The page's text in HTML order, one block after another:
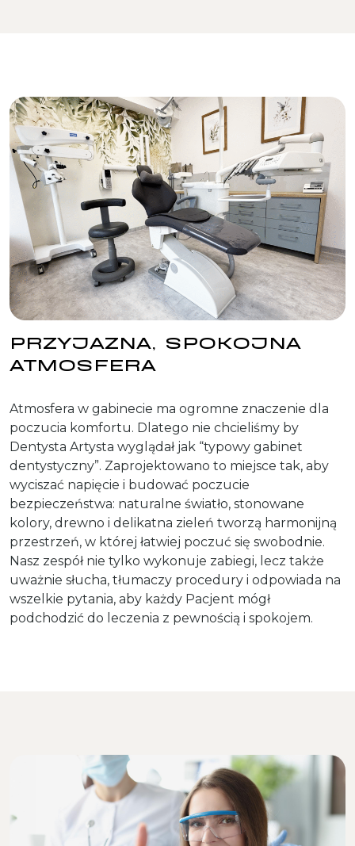
PRZYJAZNA, SPOKOJNA
ATMOSFERA
Atmosfera w gabinecie ma ogromne znaczenie dla
poczucia komfortu. Dlatego nie chcieliśmy by
Dentysta Artysta wyglądał jak “typowy gabinet
dentystyczny”. Zaprojektowano to miejsce tak, aby
wyciszać napięcie i budować poczucie
bezpieczeństwa: naturalne światło, stonowane
kolory, drewno i delikatna zieleń tworzą harmonijną
przestrzeń, w której łatwiej poczuć się swobodnie.
Nasz zespół nie tylko wykonuje zabiegi, lecz także
uważnie słucha, tłumaczy procedury i odpowiada na
wszelkie pytania, aby każdy Pacjent mógł
podchodzić do leczenia z pewnością i spokojem.